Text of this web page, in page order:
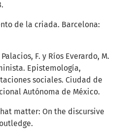
de la criada. Barcelona:
F. y Ríos Everardo, M.
Epistemología,
sociales. Ciudad de
Autónoma de México.
matter: On the discursive